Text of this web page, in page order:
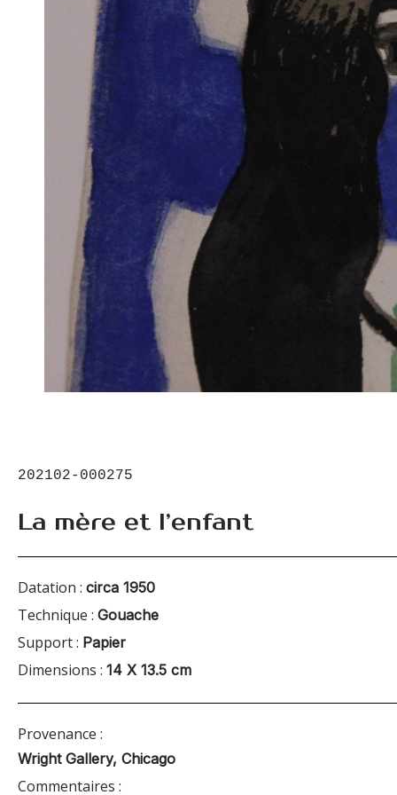
202102-000275
La mère et l’enfant
Datation : circa 1950
Technique : Gouache
Support : Papier
Dimensions : 14 X 13.5 cm
Provenance :
Wright Gallery, Chicago
Commentaires :